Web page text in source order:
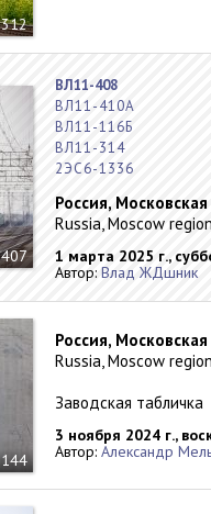
312
407
ВЛ11-408
ВЛ11-410А
ВЛ11-116Б
ВЛ11-314
2ЭС6-1336
Россия,
Russia, Moscow
1 марта 2025 г.,
Автор: Влад ЖДшник
144
Россия,
Russia, Moscow
Заводская табличка
3 ноября 2024 г.,
Автор: Александр